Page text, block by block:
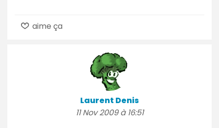
aime ça
Laurent Denis
11 Nov 2009 à 16:51